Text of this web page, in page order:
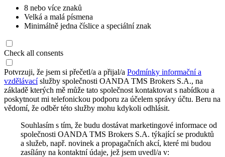
8 nebo více znaků
Velká a malá písmena
Minimálně jedna číslice a speciální znak
Check all consents
Potvrzuji, že jsem si přečetl/a a přijal/a Podmínky informační a
vzdělávacíslužby společnosti OANDA TMS Brokers S.A., na
základě kterých mě může tato společnost kontaktovat s nabídkou a
poskytnout mi telefonickou podporu za účelem správy účtu. Beru na
vědomí, že odběr této služby mohu kdykoli odhlásit.
Souhlasím s tím, že budu dostávat marketingové informace od
společnosti OANDA TMS Brokers S.A. týkající se produktů
a služeb, např. novinek a propagačních akcí, které mi budou
zasílány na kontaktní údaje, jež jsem uvedl/a v: